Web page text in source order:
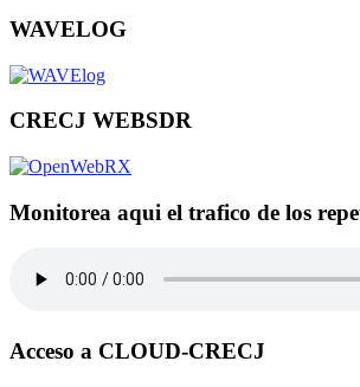
WAVELOG
CRECJ WEBSDR
Monitorea aqui el trafico de los
Acceso a CLOUD-CRECJ